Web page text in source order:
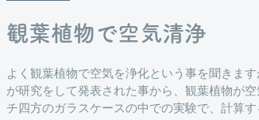
観葉植物で空気清浄
よく観葉植物で空気を浄化という事を聞きま
が研究をして発表された事から、観葉植物が
チ四方のガラスケースの中での実験で、計算